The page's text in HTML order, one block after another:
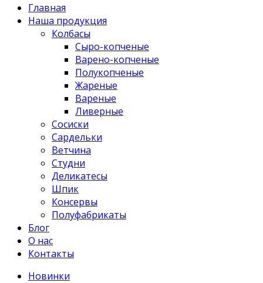
Главная
Наша продукция
Колбасы
Сыро-копченые
Варено-копченые
Полукопченые
Жареные
Вареные
Ливерные
Сосиски
Сардельки
Ветчина
Студни
Деликатесы
Шпик
Консервы
Полуфабрикаты
Блог
О нас
Контакты
Новинки